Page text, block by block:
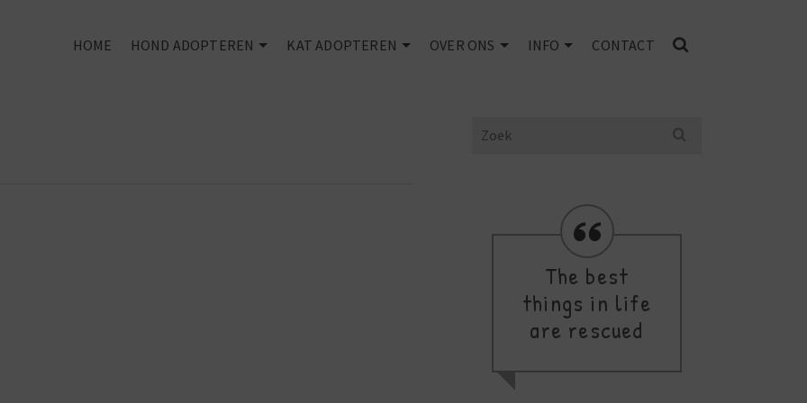
HOME HOND ADOPTEREN KAT ADOPTEREN OVER ONS INFO CONTACT
Search
The best
things in life
are rescued